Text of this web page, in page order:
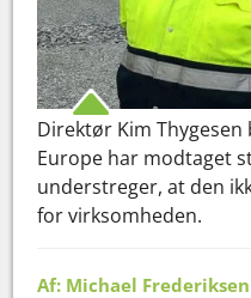
Direktør Kim Thygesen
Europe har modtaget
understreger, at den
for virksomheden.
Af: Michael Frederiksen